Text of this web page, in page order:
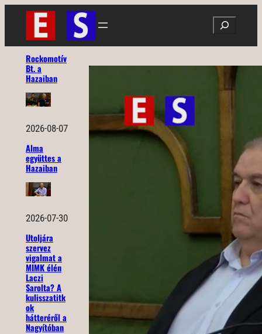
Ugrás
tartalomhoz
Search
Rockomotív
Bt. a
Hazaiban
2026-08-07
Alma
együttes a
Hazaiban
2026-07-30
Utoljára
szervez
vigalmat a
MIMK élén
Laczi
Sarolta? A
kulisszatitk
ok
hátteréről a
Nagyítóban